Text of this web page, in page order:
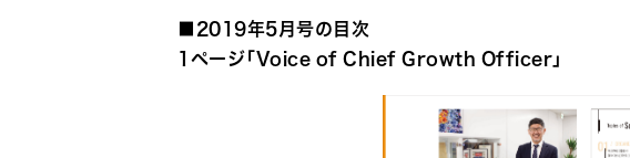
■2019年5月号の目次
1ページ「Voice of Chief Growth Officer」